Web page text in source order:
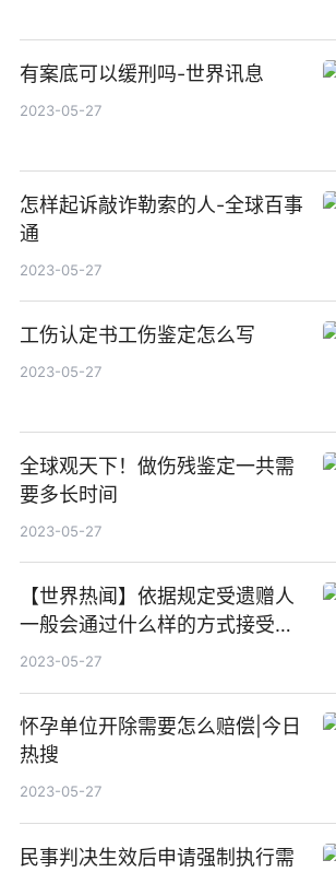
有案底可以缓刑吗-世界讯息
2023-05-27
怎样起诉敲诈勒索的人-全球百事
通
2023-05-27
工伤认定书工伤鉴定怎么写
2023-05-27
全球观天下！做伤残鉴定一共需
要多长时间
2023-05-27
【世界热闻】依据规定受遗赠人
一般会通过什么样的方式接受遗
赠
2023-05-27
怀孕单位开除需要怎么赔偿|今日
热搜
2023-05-27
民事判决生效后申请强制执行需